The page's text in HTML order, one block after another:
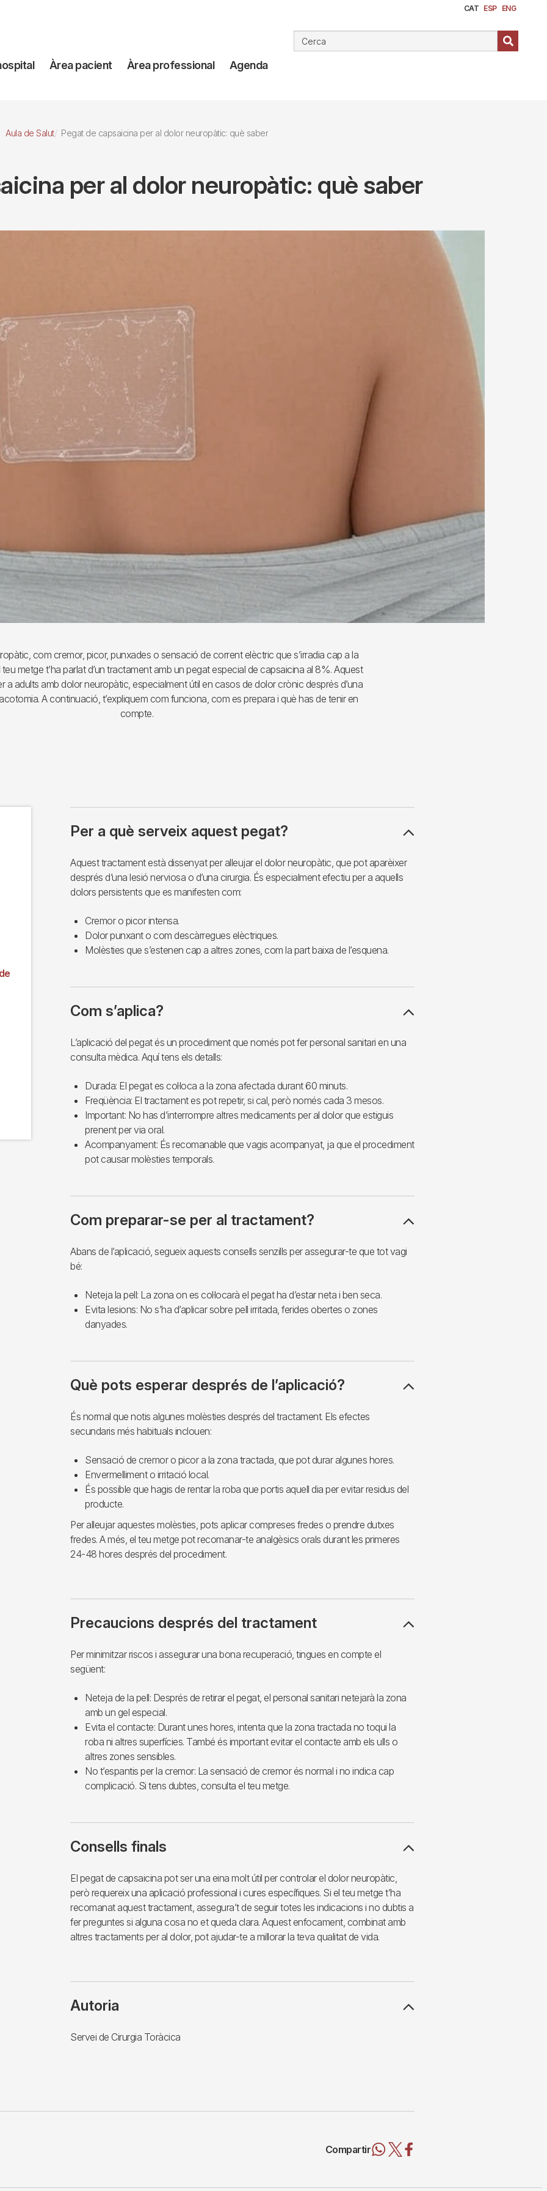
CAT ESP ENG
Àrea pacient Àrea professional Agenda
Aula de Salut Pegat de capsaicina per al dolor neuropàtic: què saber
per al dolor neuropàtic: què saber
com cremor, picor, punxades o sensació de corrent elèctric que s’irradia cap a la
metge t’ha parlat d’un tractament amb un pegat especial de capsaicina al 8%. Aquest
a adults amb dolor neuropàtic, especialment útil en casos de dolor crònic després d’una
A continuació, t’expliquem com funciona, com es prepara i què has de tenir en
compte.
Per a què serveix aquest pegat?
Aquest tractament està dissenyat per alleujar el dolor neuropàtic, que pot aparèixer
després d’una lesió nerviosa o d’una cirurgia. És especialment efectiu per a aquells
dolors persistents que es manifesten com:
Cremor o picor intensa.
Dolor punxant o com descàrregues elèctriques.
Molèsties que s’estenen cap a altres zones, com la part baixa de l’esquena.
Com s’aplica?
L’aplicació del pegat és un procediment que només pot fer personal sanitari en una
consulta mèdica. Aquí tens els detalls:
Durada: El pegat es col·loca a la zona afectada durant 60 minuts.
Freqüència: El tractament es pot repetir, si cal, però només cada 3 mesos.
Important: No has d’interrompre altres medicaments per al dolor que estiguis
prenent per via oral.
Acompanyament: És recomanable que vagis acompanyat, ja que el procediment
pot causar molèsties temporals.
Com preparar-se per al tractament?
Abans de l’aplicació, segueix aquests consells senzills per assegurar-te que tot vagi
bé:
Neteja la pell: La zona on es col·locarà el pegat ha d’estar neta i ben seca.
Evita lesions: No s’ha d’aplicar sobre pell irritada, ferides obertes o zones
danyades.
Què pots esperar després de l’aplicació?
És normal que notis algunes molèsties després del tractament. Els efectes
secundaris més habituals inclouen:
Sensació de cremor o picor a la zona tractada, que pot durar algunes hores.
Envermelliment o irritació local.
És possible que hagis de rentar la roba que portis aquell dia per evitar residus del
producte.
Per alleujar aquestes molèsties, pots aplicar compreses fredes o prendre dutxes
fredes. A més, el teu metge pot recomanar-te analgèsics orals durant les primeres
24-48 hores després del procediment.
Precaucions després del tractament
Per minimitzar riscos i assegurar una bona recuperació, tingues en compte el
següent:
Neteja de la pell: Després de retirar el pegat, el personal sanitari netejarà la zona
amb un gel especial.
Evita el contacte: Durant unes hores, intenta que la zona tractada no toqui la
roba ni altres superfícies. També és important evitar el contacte amb els ulls o
altres zones sensibles.
No t’espantis per la cremor: La sensació de cremor és normal i no indica cap
complicació. Si tens dubtes, consulta el teu metge.
Consells finals
El pegat de capsaicina pot ser una eina molt útil per controlar el dolor neuropàtic,
però requereix una aplicació professional i cures específiques. Si el teu metge t’ha
recomanat aquest tractament, assegura’t de seguir totes les indicacions i no dubtis a
fer preguntes si alguna cosa no et queda clara. Aquest enfocament, combinat amb
altres tractaments per al dolor, pot ajudar-te a millorar la teva qualitat de vida.
Autoria
Servei de Cirurgia Toràcica
Compartir